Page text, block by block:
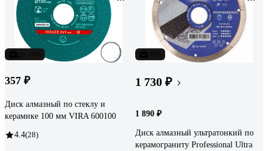
357 ₽
Диск алмазный по стеклу и
керамике 100 мм VIRA 600100
4.4(28)
1 730 ₽
1 890 ₽
Диск алмазный ультратонкий по
керамограниту Professional Ultra